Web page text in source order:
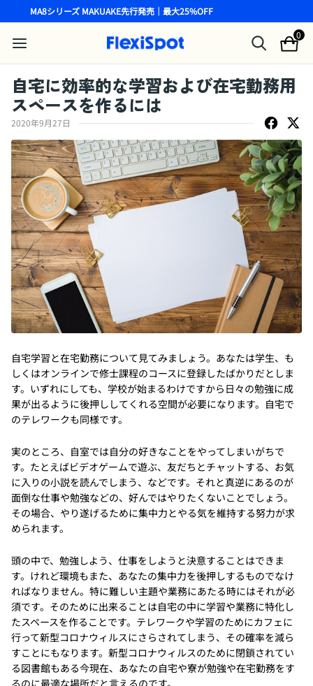
MA8シリーズ MAKUAKE先行発売｜最大25%OFF
0
自宅に効率的な学習および在宅勤務用
スペースを作るには
2020年9月27日
自宅学習と在宅勤務について見てみましょう。あなたは学生、も
しくはオンラインで修士課程のコースに登録したばかりだとしま
す。いずれにしても、学校が始まるわけですから日々の勉強に成
果が出るように後押ししてくれる空間が必要になります。自宅で
のテレワークも同様です。
実のところ、自室では自分の好きなことをやってしまいがちで
す。たとえばビデオゲームで遊ぶ、友だちとチャットする、お気
に入りの小説を読んでしまう、などです。それと真逆にあるのが
面倒な仕事や勉強などの、好んではやりたくないことでしょう。
その場合、やり遂げるために集中力とやる気を維持する努力が求
められます。
頭の中で、勉強しよう、仕事をしようと決意することはできま
す。けれど環境もまた、あなたの集中力を後押しするものでなけ
ればなりません。特に難しい主題や業務にあたる時にはそれが必
須です。そのために出来ることは自宅の中に学習や業務に特化し
たスペースを作ることです。テレワークや学習のためにカフェに
行って新型コロナウィルスにさらされてしまう、その確率を減ら
すことにもなります。新型コロナウィルスのために閉鎖されてい
る図書館もある今現在、あなたの自宅や寮が勉強や在宅勤務をす
るのに最適な場所だと言えるのです。